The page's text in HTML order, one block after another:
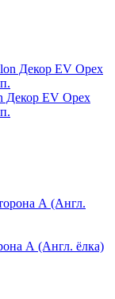
Декор EV Орех
А (Англ. ёлка)